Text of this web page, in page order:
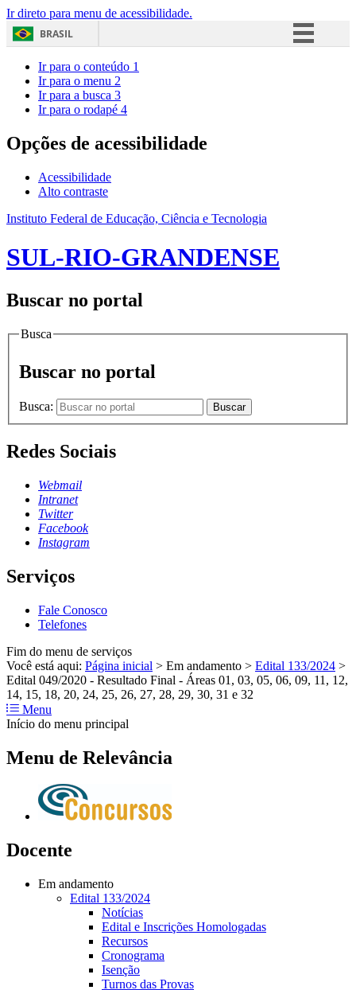
Ir direto para menu de acessibilidade.
BRASIL
Acesso à informação
Ir para o conteúdo 1
Ir para o menu 2
Ir para a busca 3
Ir para o rodapé 4
Opções de acessibilidade
Acessibilidade
Alto contraste
Instituto Federal de Educação, Ciência e Tecnologia
SUL-RIO-GRANDENSE
Buscar no portal
Busca
Buscar no portal
Busca: Buscar
Redes Sociais
Webmail
Intranet
Twitter
Facebook
Instagram
Serviços
Fale Conosco
Telefones
Fim do menu de serviços
Você está aqui: Página inicial > Em andamento > Edital 133/2024 >
Edital 049/2020 - Resultado Final - Áreas 01, 03, 05, 06, 09, 11, 12,
14, 15, 18, 20, 24, 25, 26, 27, 28, 29, 30, 31 e 32
Menu
Início do menu principal
Menu de Relevância
Docente
Em andamento
Edital 133/2024
Notícias
Edital e Inscrições Homologadas
Recursos
Cronograma
Isenção
Turnos das Provas